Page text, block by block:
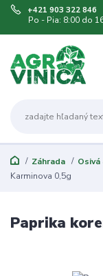
+421 903 322 846
Po - Pia: 8:00 do
Záhrada Osivá
Karminova 0,5g
Paprika